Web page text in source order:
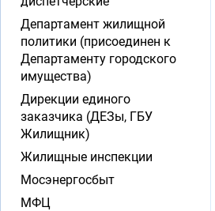
Департамент жилищной
политики (присоединен к
Департаменту городского
имущества)
Дирекции единого
заказчика (ДЕЗы, ГБУ
Жилищник)
Жилищные инспекции
Мосэнергосбыт
МФЦ